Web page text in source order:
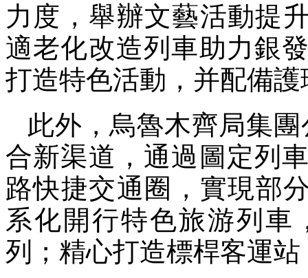
力度，舉辦文藝活動提
適老化改造列車助力銀
打造特色活動，并配備
此外，烏魯木齊局集
合新渠道，通過圖定列
路快捷交通圈，實現部
系化開行特色旅游列車
列；精心打造標桿客運